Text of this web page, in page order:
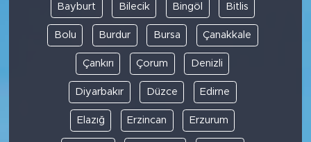
Bayburt Bilecik Bingöl Bitlis
Bolu Burdur Bursa Çanakkale
Çankırı Çorum Denizli
Diyarbakır Düzce Edirne
Elazığ Erzincan Erzurum